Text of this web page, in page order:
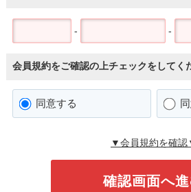
- -
会員規約をご確認の上チェックをしてく
同意する
▼会員規約を確